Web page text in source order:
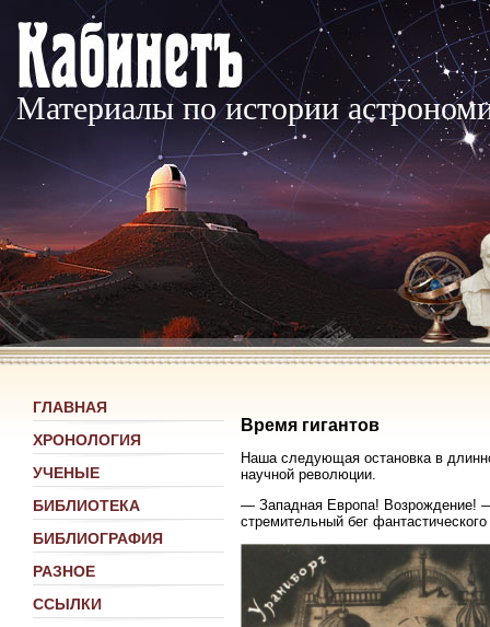
Материалы по истории
ГЛАВНАЯ
ХРОНОЛОГИЯ
УЧЕНЫЕ
БИБЛИОТЕКА
БИБЛИОГРАФИЯ
РАЗНОЕ
ССЫЛКИ
Время гигантов
Наша следующая остановка в
научной революции.
— Западная Европа! Возрождение!
стремительный бег фантастического